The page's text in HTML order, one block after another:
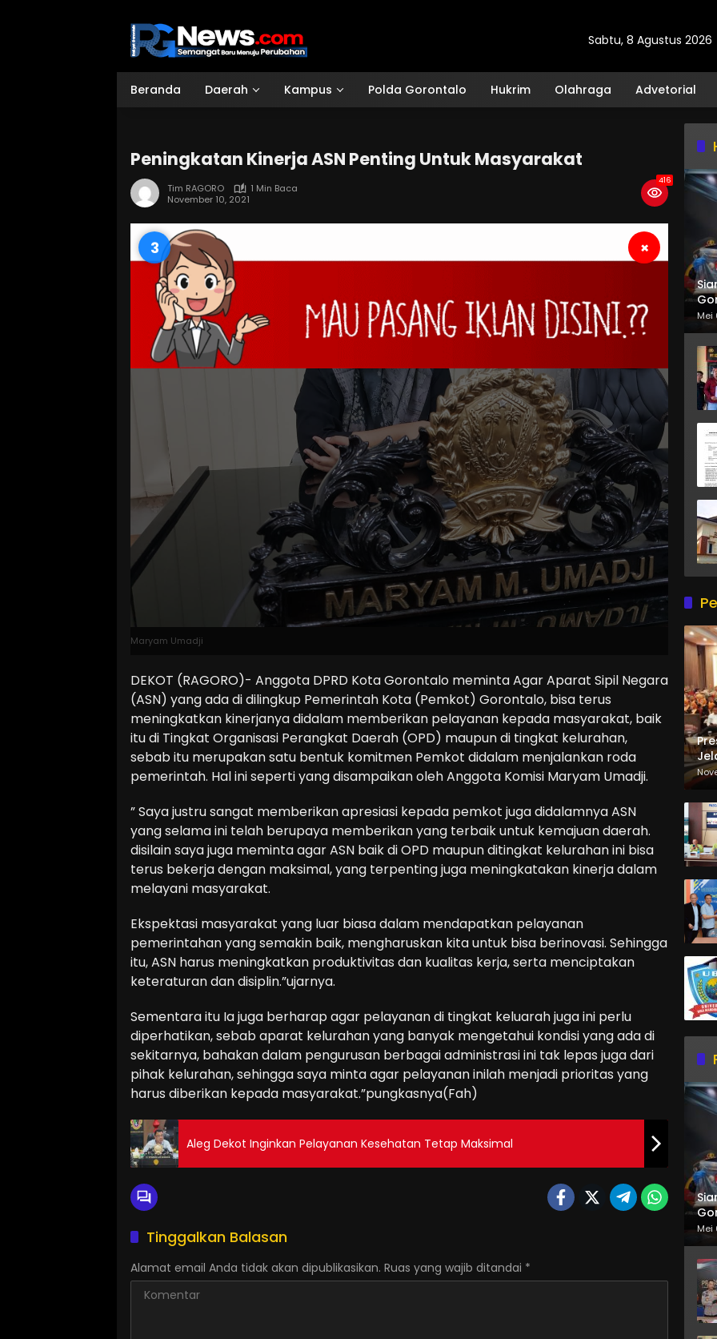
Sabtu, 8 Agustus 2026
Beranda Daerah Kampus Polda Gorontalo Hukrim Olahraga Advetorial
Peningkatan Kinerja ASN Penting Untuk Masyarakat
Tim RAGORO
1 Min Baca
November 10, 2021
416
1 ×
Maryam Umadji
DEKOT (RAGORO)- Anggota DPRD Kota Gorontalo meminta Agar Aparat Sipil Negara
(ASN) yang ada di dilingkup Pemerintah Kota (Pemkot) Gorontalo, bisa terus
meningkatkan kinerjanya didalam memberikan pelayanan kepada masyarakat, baik
itu di Tingkat Organisasi Perangkat Daerah (OPD) maupun di tingkat kelurahan,
sebab itu merupakan satu bentuk komitmen Pemkot didalam menjalankan roda
pemerintah. Hal ini seperti yang disampaikan oleh Anggota Komisi Maryam Umadji.
” Saya justru sangat memberikan apresiasi kepada pemkot juga didalamnya ASN
yang selama ini telah berupaya memberikan yang terbaik untuk kemajuan daerah.
disilain saya juga meminta agar ASN baik di OPD maupun ditingkat kelurahan ini bisa
terus bekerja dengan maksimal, yang terpenting juga meningkatakan kinerja dalam
melayani masyarakat.
Ekspektasi masyarakat yang luar biasa dalam mendapatkan pelayanan
pemerintahan yang semakin baik, mengharuskan kita untuk bisa berinovasi. Sehingga
itu, ASN harus meningkatkan produktivitas dan kualitas kerja, serta menciptakan
keteraturan dan disiplin.”ujarnya.
Sementara itu Ia juga berharap agar pelayanan di tingkat keluarah juga ini perlu
diperhatikan, sebab aparat kelurahan yang banyak mengetahui kondisi yang ada di
sekitarnya, bahakan dalam pengurusan berbagai administrasi ini tak lepas juga dari
pihak kelurahan, sehingga saya minta agar pelayanan inilah menjadi prioritas yang
harus diberikan kepada masyarakat.”pungkasnya(Fah)
Aleg Dekot Inginkan Pelayanan Kesehatan Tetap Maksimal
Tinggalkan Balasan
Alamat email Anda tidak akan dipublikasikan. Ruas yang wajib ditandai *
Mei
Mei